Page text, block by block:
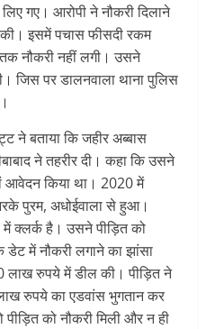
गए। आरोपी ने नौकरी दिलाने
इसमें पचास फीसदी रकम
नौकरी नहीं लगी। उसने
जिस पर डालनवाला थाना पुलिस
ने बताया कि जहीर अब्बास
ने तहरीर दी। कहा कि उसने
आवेदन किया था। 2020 में
पुरम, अधोईवाला से हुआ।
में क्लर्क है। उसने पीड़ित को
में नौकरी लगाने का झांसा
लाख रुपये में डील की। पीड़ित ने
रुपये का एडवांस भुगतान कर
को नौकरी मिली और न ही